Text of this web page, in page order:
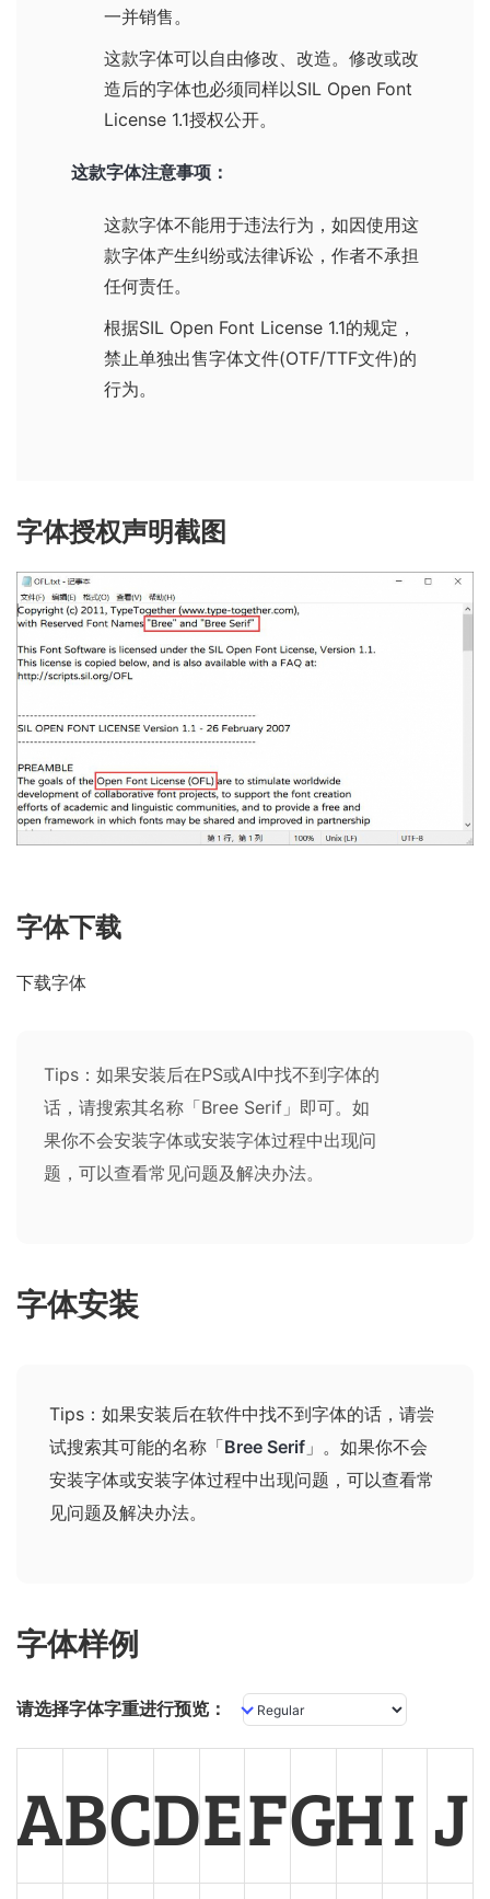
一并销售。
这款字体可以自由修改、改造。修改或改
造后的字体也必须同样以SIL Open Font
License 1.1授权公开。
这款字体注意事项：
这款字体不能用于违法行为，如因使用这
款字体产生纠纷或法律诉讼，作者不承担
任何责任。
根据SIL Open Font License 1.1的规定，
禁止单独出售字体文件(OTF/TTF文件)的
行为。
字体授权声明截图
字体下载
下载字体
Tips：如果安装后在PS或AI中找不到字体的
话，请搜索其名称「Bree Serif」即可。如
果你不会安装字体或安装字体过程中出现问
题，可以查看常见问题及解决办法。
字体安装
Tips：如果安装后在软件中找不到字体的话，请尝
试搜索其可能的名称 「Bree Serif 」 。如果你不会
安装字体或安装字体过程中出现问题，可以查看常
见问题及解决办法。
字体样例
请选择字体字重进行预览：
ABCDEFGHI J